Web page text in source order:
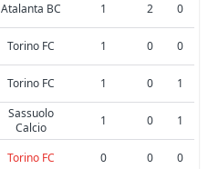
Atalanta BC 1 2 0
Torino FC 1 0 0
Torino FC 1 0 1
Sassuolo
Calcio
1 0 1
Torino FC 0 0 0